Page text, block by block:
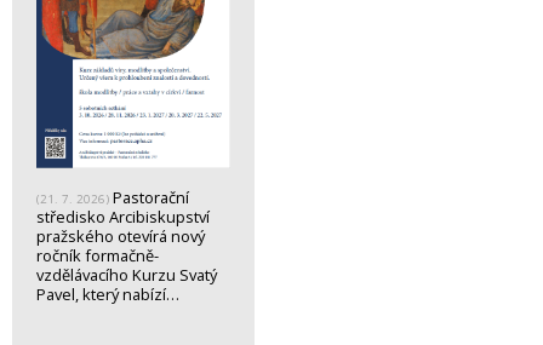
(21. 7. 2026) Pastorační
středisko Arcibiskupství
pražského otevírá nový
ročník formačně-
vzdělávacího Kurzu Svatý
Pavel, který nabízí…